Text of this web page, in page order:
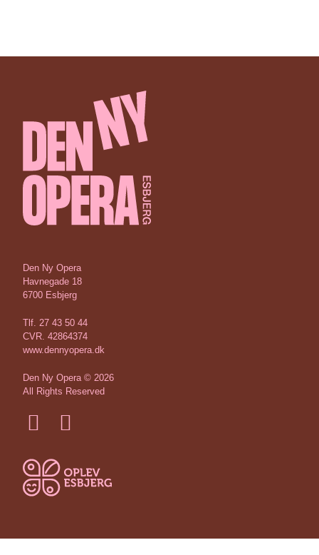
Den Ny Opera
Havnegade 18
6700 Esbjerg
Tlf. 27 43 50 44
CVR. 42864374
www.dennyopera.dk
Den Ny Opera © 2026
All Rights Reserved